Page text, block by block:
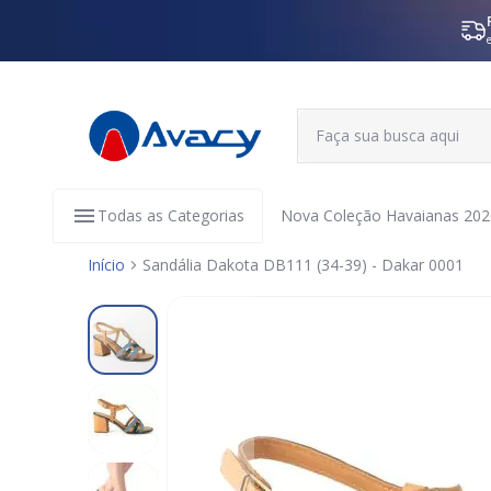
Todas as Categorias Nova Coleção Havaianas
Início
Sandália Dakota DB111 (34-39) - Dakar 0001
Pular
para
o
final
da
Galeria
imagens